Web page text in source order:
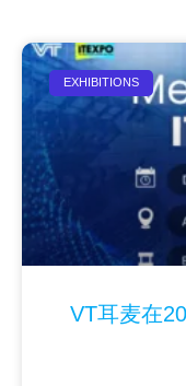
EXHIBITIONS
VT耳麦在